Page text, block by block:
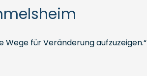
für Veränderung aufzuzeigen.“